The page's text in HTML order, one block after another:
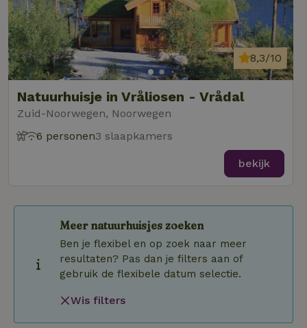
Natuurhuisje in Vråliosen - Vrådal
Zuid-Noorwegen, Noorwegen
8,3/10
6 personen3 slaapkamers
bekijk
Meer natuurhuisjes zoeken
Ben je flexibel en op zoek naar meer
resultaten? Pas dan je filters aan of
gebruik de flexibele datum selectie.
Wis filters